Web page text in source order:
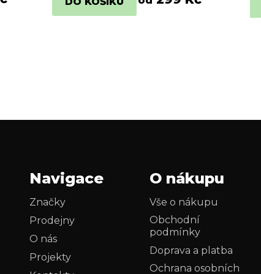
Navigace
Značky
Prodejny
O nás
Projekty
O nákupu
Vše o nákupu
Obchodní
podmínky
Doprava a platba
Ochrana osobních